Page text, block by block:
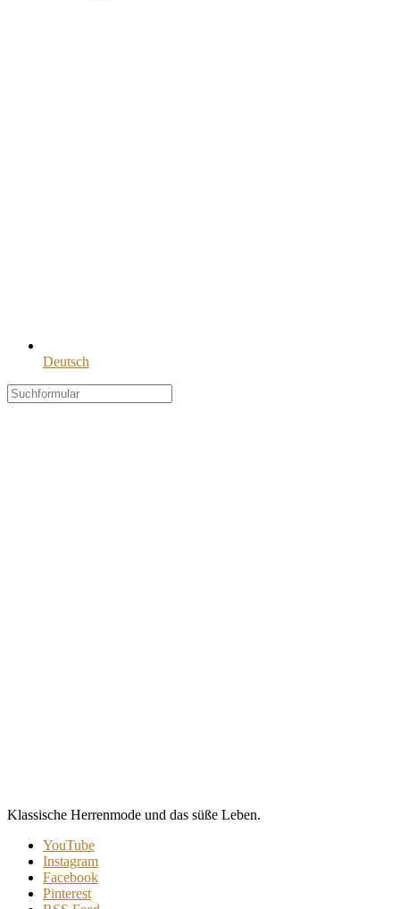
Deutsch
Klassische Herrenmode und das süße Leben.
YouTube
Instagram
Facebook
Pinterest